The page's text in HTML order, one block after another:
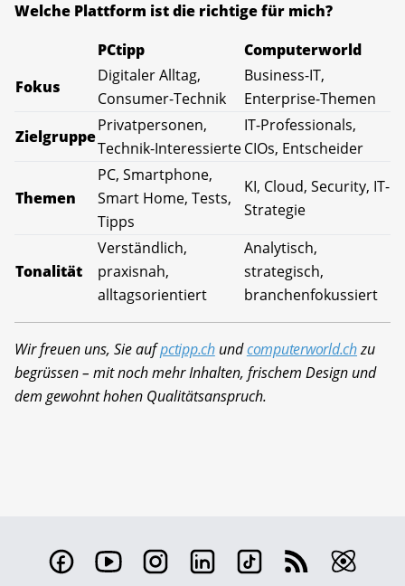
Welche Plattform ist die richtige für mich?
PCtipp
Computerworld
Fokus
Digitaler Alltag,
Consumer-Technik
Business-IT,
Enterprise-Themen
Zielgruppe
Privatpersonen,
Technik-Interessierte
IT-Professionals,
CIOs, Entscheider
Themen
PC, Smartphone,
Smart Home, Tests,
Tipps
KI, Cloud, Security, IT-
Strategie
Tonalität
Verständlich,
praxisnah,
alltagsorientiert
Analytisch,
strategisch,
branchenfokussiert
Wir freuen uns, Sie aufpctipp.chundcomputerworld.chzu
begrüssen – mit noch mehr Inhalten, frischem Design und
dem gewohnt hohen Qualitätsanspruch.